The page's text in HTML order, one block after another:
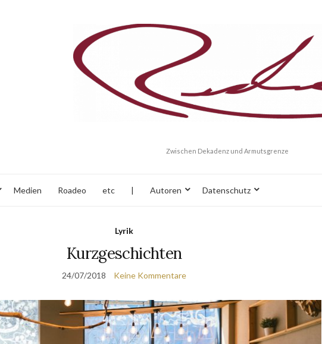
Zwischen Dekadenz und Armutsgrenze
Medien Roadeo etc | Autoren Datenschutz
Lyrik
Kurzgeschichten
24/07/2018 Keine Kommentare